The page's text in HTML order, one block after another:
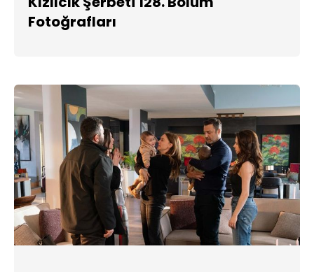
Fotoğrafları